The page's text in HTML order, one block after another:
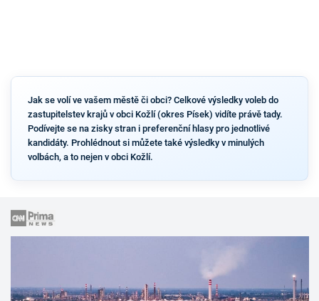
Jak se volí ve vašem městě či obci? Celkové výsledky voleb do
zastupitelstev krajů v obci Kožlí (okres Písek) vidíte právě tady.
Podívejte se na zisky stran i preferenční hlasy pro jednotlivé
kandidáty. Prohlédnout si můžete také výsledky v minulých
volbách, a to nejen v obci Kožlí.